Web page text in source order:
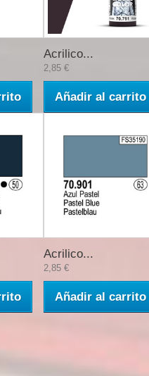
Acrilico...
2,85 €
Añadir al carrito
Acrilico...
2,85 €
Añadir al carrito